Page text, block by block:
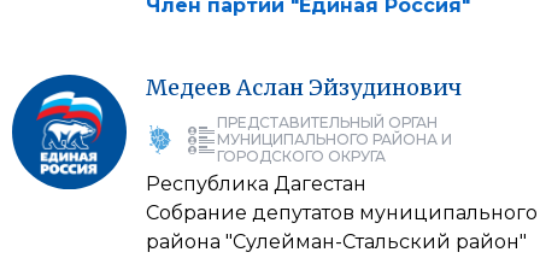
Член партии "Единая Россия"
Медеев Аслан Эйзудинович
ПРЕДСТАВИТЕЛЬНЫЙ ОРГАН
МУНИЦИПАЛЬНОГО РАЙОНА И
ГОРОДСКОГО ОКРУГА
Республика Дагестан
Собрание депутатов муниципального
района "Сулейман-Стальский район"